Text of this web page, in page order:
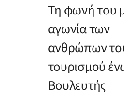
Τη φωνή του
αγωνία των
ανθρώπων
τουρισμού
Βουλευτής